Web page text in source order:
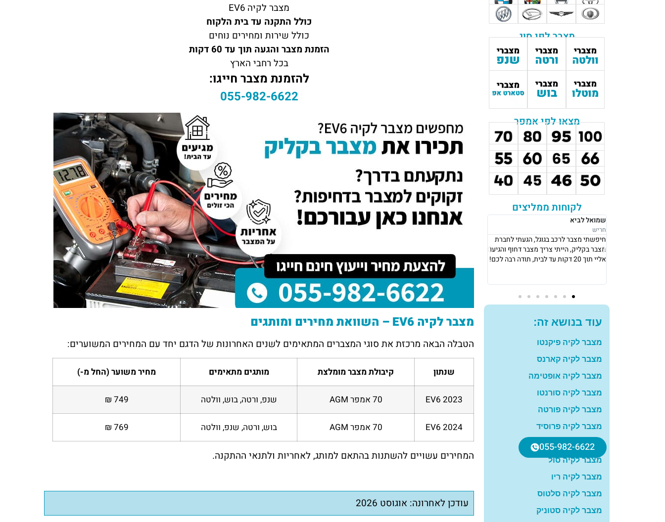
מצבר לפי סוג
מצאו לפי אמפר
לקוחות ממליצים
רבקה לוי
נתניה
אני גרה בנתניה, אני פשוט הייתי חייבת
מצבר כדי לצאת לעבודה ב8 בבוקר, הגיעו
אליי תוך 10 דקות והחליפו לי מצבר עם
אושר סעדיה
שיש, תודה רבה לכם על העזרה, שמח
להמליץ עליכם גם לאנשים אחרים.
דנה מזרחי
השירות של מצבר בקליק פשוט מדהים!
משעה הגיעו עד אליי עם מצבר חדש. גם
המחיר היה הוגן וגם השירות היה מקצועי.
ממליצה בחום
יוסי כהן
חיפה
אין מילים! השירות של מצבר בקליק היה
מצוין. הזמנתי מצבר עד הבית, והבחור
שהגיע היה אדיב, מהיר ומקצועי. בלי ספק
אפנה אליהם שוב אם אצטרך
מורן לוי
ראשון לציון
שירות שלא רואים כל יום! המצבר שלי
שבק חיים באמצע היום, ותוך פחות
כבר הייתי שוב על הכביש. תודה למצבר
בקליק על השירות הנהדר
עוד בנושא זה:
מצבר לקיה פיקנטו
מצבר לקיה קארנס
מצבר לקיה אופטימה
מצבר לקיה סורנטו
מצבר לקיה פורטה
מצבר לקיה פרוסיד
מצבר לקיה אקסיד
מצבר לקיה סול
מצבר לקיה ריו
מצבר לקיה סלטוס
מצבר לקיה סטוניק
מצבר לקיה EV6
כולל התקנה עד בית הלקוח
כולל שירות ומחירים נוחים
הזמנת מצבר והגעה תוך עד 60 דקות
בכל רחבי הארץ
להזמנת מצבר חייגו:
055-982-6622
מצבר לקיה EV6 – השוואת מחירים ומותגים
הטבלה הבאה מרכזת את סוגי המצברים המתאימים לשנים האחרונות של הדגם יחד עם המחירים המשוערים:
שנתון קיבולת מצבר מומלצת מותגים מתאימים מחיר משוער (החל מ-)
EV6 2023 70 אמפר AGM שנפ, ורטה, בוש, וולטה 749 ₪
EV6 2024 70 אמפר AGM בוש, ורטה, שנפ, וולטה 769 ₪
המחירים עשויים להשתנות בהתאם למותג, לאחריות ולתנאי ההתקנה.
עודכן לאחרונה: אוגוסט 2026
055-982-6622